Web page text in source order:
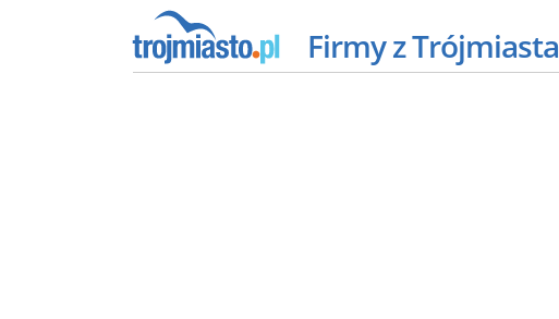
Firmy z Trójmiasta